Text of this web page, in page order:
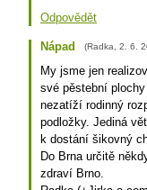
Odpovědět
Nápad (Radka 2. 6.
My jsme jen
své pěstební
nezatíží rodinný
podložky. Jediná
k dostání šikovný
Do Brna určitě
zdraví Brno.